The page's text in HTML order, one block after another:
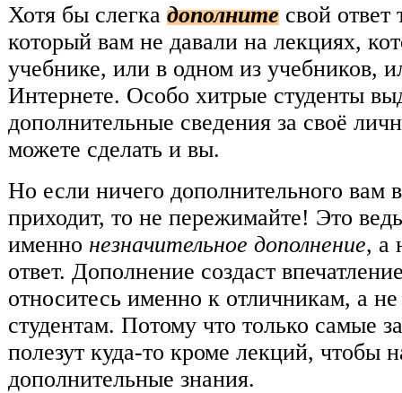
Хотя бы слегка дополните свой ответ
который вам не давали на лекциях,
учебнике, или в одном из учебников,
Интернете. Особо хитрые студенты
дополнительные сведения за своё
можете сделать и вы.
Но если ничего дополнительного вам
приходит, то не пережимайте! Это
именно незначительное дополнение, а
ответ. Дополнение создаст
относитесь именно к отличникам, а
студентам. Потому что только самые
полезут куда-то кроме лекций, чтобы
дополнительные знания.